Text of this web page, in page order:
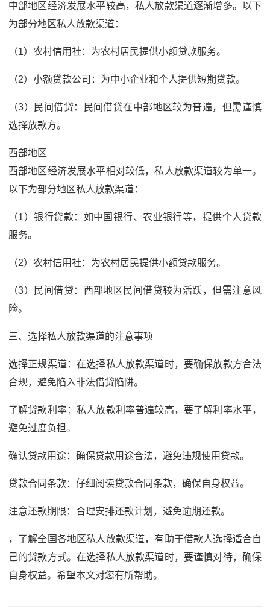
中部地区经济发展水平较高，私人放款渠道逐渐增多。以下
为部分地区私人放款渠道：
（1）农村信用社：为农村居民提供小额贷款服务。
（2）小额贷款公司：为中小企业和个人提供短期贷款。
（3）民间借贷：民间借贷在中部地区较为普遍，但需谨慎
选择放款方。
西部地区
西部地区经济发展水平相对较低，私人放款渠道较为单一。
以下为部分地区私人放款渠道：
（1）银行贷款：如中国银行、农业银行等，提供个人贷款
服务。
（2）农村信用社：为农村居民提供小额贷款服务。
（3）民间借贷：西部地区民间借贷较为活跃，但需注意风
险。
三、选择私人放款渠道的注意事项
选择正规渠道：在选择私人放款渠道时，要确保放款方合法
合规，避免陷入非法借贷陷阱。
了解贷款利率：私人放款利率普遍较高，要了解利率水平，
避免过度负担。
确认贷款用途：确保贷款用途合法，避免违规使用贷款。
贷款合同条款：仔细阅读贷款合同条款，确保自身权益。
注意还款期限：合理安排还款计划，避免逾期还款。
，了解全国各地区私人放款渠道，有助于借款人选择适合自
己的贷款方式。在选择私人放款渠道时，要谨慎对待，确保
自身权益。希望本文对您有所帮助。